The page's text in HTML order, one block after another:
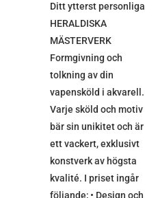
Ditt ytterst personliga
HERALDISKA
MÄSTERVERK
Formgivning och
tolkning av din
vapensköld i akvarell.
Varje sköld och motiv
bär sin unikitet och är
ett vackert, exklusivt
konstverk av högsta
kvalité. I priset ingår
följande; • Design och